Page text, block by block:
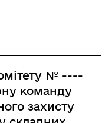
№ ----
команду
захисту